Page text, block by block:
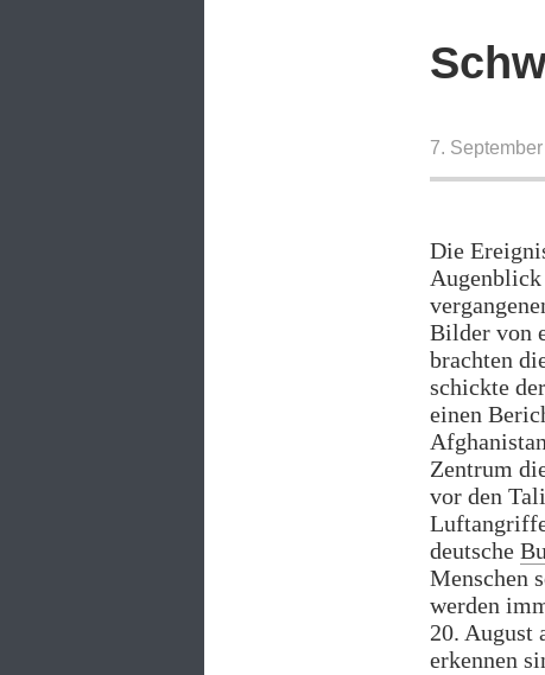
7.
Die
Bilder von
brachten
schickte
einen
Zentrum
vor den
deutsche
Menschen
werden
20. August
erkennen